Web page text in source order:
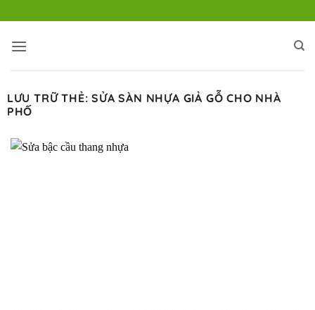
qua
nội
LƯU TRỮ THẺ:SỬA SÀN NHỰA GIẢ GỖ CHO NHÀ
PHỐ